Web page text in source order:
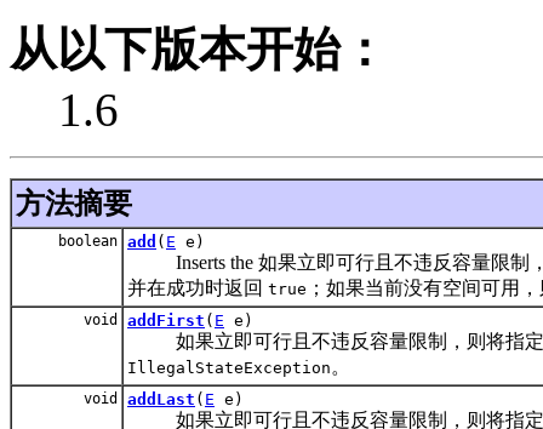
从以下版本开始：
1.6
方法摘要
boolean add ( E e)
Inserts the 如果立即可行且不违反容量限制
并在成功时返回 true ；如果当前没有空间可用
void addFirst ( E e)
如果立即可行且不违反容量限制，则将指定
IllegalStateException 。
void addLast ( E e)
如果立即可行且不违反容量限制，则将指定